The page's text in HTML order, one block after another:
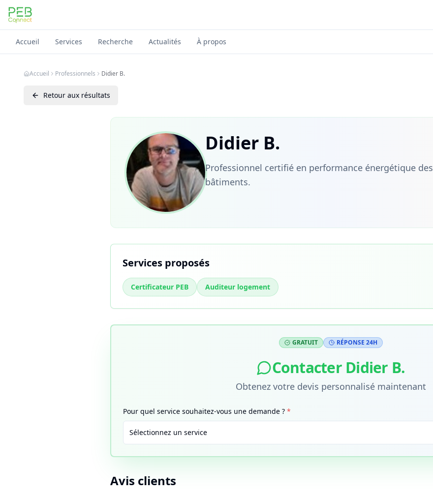
PEB Connect
Accueil Services Recherche Actualités À propos
Accueil Professionnels Didier B.
Retour aux résultats
Didier B.
Professionnel certifié en performance énergétique des
bâtiments.
Services proposés
Certificateur PEB Auditeur logement
GRATUIT RÉPONSE 24H
Contacter Didier B.
Obtenez votre devis personnalisé maintenant
Pour quel service souhaitez-vous une demande ? *
Sélectionnez un service
Avis clients